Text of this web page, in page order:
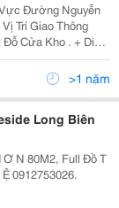
Đường Nguyễn
Trí Giao Thông
Kho . + Diện
Khung Thép Cao 7M
Đầy Đủ. Phù Hợp...
>1 năm
Long Biên
Ơ N 80M2, Full Đồ T
0912753026.